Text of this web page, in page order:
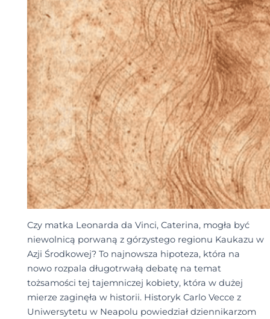
Czy matka Leonarda da Vinci, Caterina, mogła być
niewolnicą porwaną z górzystego regionu Kaukazu w
Azji Środkowej? To najnowsza hipoteza, która na
nowo rozpala długotrwałą debatę na temat
tożsamości tej tajemniczej kobiety, która w dużej
mierze zaginęła w historii. Historyk Carlo Vecce z
Uniwersytetu w Neapolu powiedział dziennikarzom